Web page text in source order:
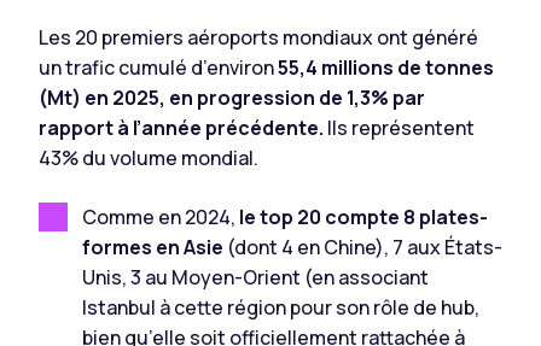
Les 20 premiers aéroports mondiaux ont généré
un trafic cumulé d’environ55,4 millions de tonnes
(Mt) en 2025, en progression de 1,3% par
rapport à l’année précédente. Ils représentent
43% du volume mondial.
Comme en 2024, le top 20 compte 8 plates-
formes en Asie (dont 4 en Chine), 7 aux États-
Unis, 3 au Moyen-Orient (en associant
Istanbul à cette région pour son rôle de hub,
bien qu’elle soit officiellement rattachée à